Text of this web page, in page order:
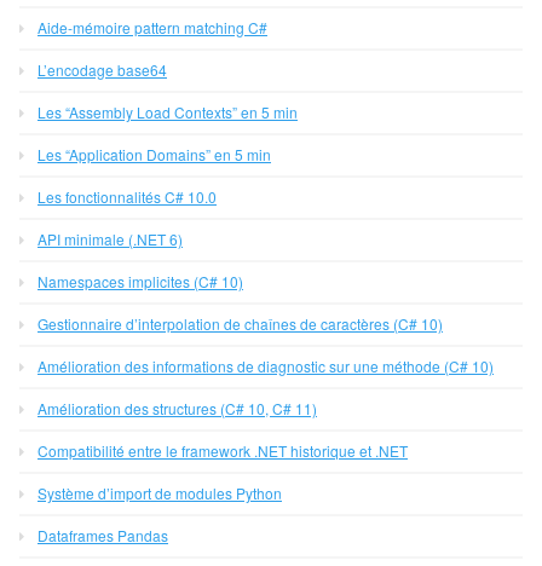
Aide-mémoire pattern matching C#
L’encodage base64
Les “Assembly Load Contexts” en 5 min
Les “Application Domains” en 5 min
Les fonctionnalités C# 10.0
API minimale (.NET 6)
Namespaces implicites (C# 10)
Gestionnaire d’interpolation de chaînes de caractères (C# 10)
Amélioration des informations de diagnostic sur une méthode (C# 10)
Amélioration des structures (C# 10, C# 11)
Compatibilité entre le framework .NET historique et .NET
Système d’import de modules Python
Dataframes Pandas